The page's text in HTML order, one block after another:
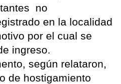
no
en la localidad
por el cual se
ingreso.
según relataron,
de hostigamiento